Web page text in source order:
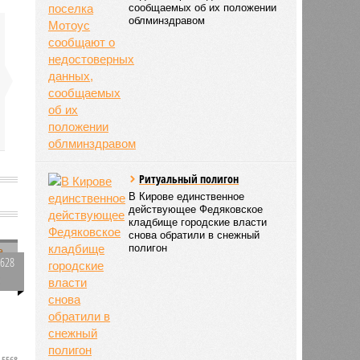
сообщаемых об их положении
облминздравом
Ритуальный полигон
В Кирове единственное
действующее Федяковское
кладбище городские власти
снова обратили в снежный
полигон